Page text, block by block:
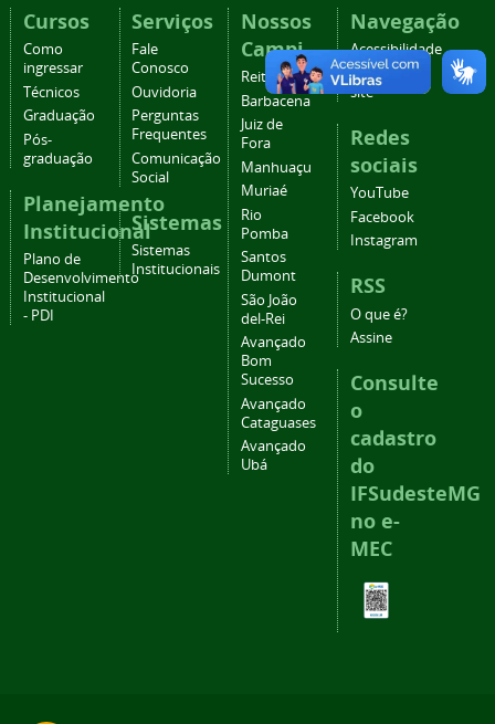
Cursos
Como
ingressar
Técnicos
Graduação
Pós-
graduação
Planejamento
Institucional
Plano de
Desenvolvimento
Institucional
- PDI
Serviços
Fale
Conosco
Ouvidoria
Perguntas
Frequentes
Comunicação
Social
Sistemas
Sistemas
Institucionais
Nossos
Campi
Reitoria
Barbacena
Juiz de
Fora
Manhuaçu
Muriaé
Rio
Pomba
Santos
Dumont
São João
del-Rei
Avançado
Bom
Sucesso
Avançado
Cataguases
Avançado
Ubá
Navegação
Acessibilidade
Mapa do
site
Redes
sociais
YouTube
Facebook
Instagram
RSS
O que é?
Assine
Consulte
o
cadastro
do
IFSudesteMG
no e-
MEC